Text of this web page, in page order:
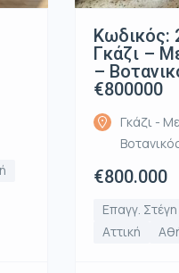
Κωδικός:
Γκάζι –
–
€800000
Γκάζι -
€800.000
Επαγγ. Στέγη
Αττική